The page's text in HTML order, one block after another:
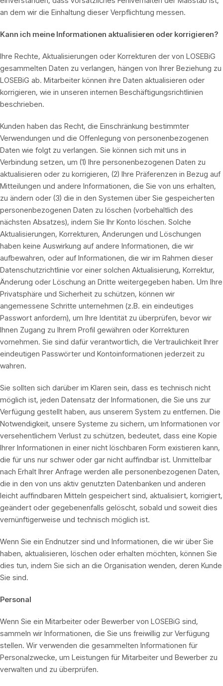
an dem wir die Einhaltung dieser Verpflichtung messen.
Kann ich meine Informationen aktualisieren oder korrigieren?
Ihre Rechte, Aktualisierungen oder Korrekturen der von LOSEBiG
gesammelten Daten zu verlangen, hängen von Ihrer Beziehung zu
LOSEBiG ab. Mitarbeiter können ihre Daten aktualisieren oder
korrigieren, wie in unseren internen Beschäftigungsrichtlinien
beschrieben.
Kunden haben das Recht, die Einschränkung bestimmter
Verwendungen und die Offenlegung von personenbezogenen
Daten wie folgt zu verlangen. Sie können sich mit uns in
Verbindung setzen, um (1) Ihre personenbezogenen Daten zu
aktualisieren oder zu korrigieren, (2) Ihre Präferenzen in Bezug auf
Mitteilungen und andere Informationen, die Sie von uns erhalten,
zu ändern oder (3) die in den Systemen über Sie gespeicherten
personenbezogenen Daten zu löschen (vorbehaltlich des
nächsten Absatzes), indem Sie Ihr Konto löschen. Solche
Aktualisierungen, Korrekturen, Änderungen und Löschungen
haben keine Auswirkung auf andere Informationen, die wir
aufbewahren, oder auf Informationen, die wir im Rahmen dieser
Datenschutzrichtlinie vor einer solchen Aktualisierung, Korrektur,
Änderung oder Löschung an Dritte weitergegeben haben. Um Ihre
Privatsphäre und Sicherheit zu schützen, können wir
angemessene Schritte unternehmen (z.B. ein eindeutiges
Passwort anfordern), um Ihre Identität zu überprüfen, bevor wir
Ihnen Zugang zu Ihrem Profil gewähren oder Korrekturen
vornehmen. Sie sind dafür verantwortlich, die Vertraulichkeit Ihrer
eindeutigen Passwörter und Kontoinformationen jederzeit zu
wahren.
Sie sollten sich darüber im Klaren sein, dass es technisch nicht
möglich ist, jeden Datensatz der Informationen, die Sie uns zur
Verfügung gestellt haben, aus unserem System zu entfernen. Die
Notwendigkeit, unsere Systeme zu sichern, um Informationen vor
versehentlichem Verlust zu schützen, bedeutet, dass eine Kopie
Ihrer Informationen in einer nicht löschbaren Form existieren kann,
die für uns nur schwer oder gar nicht auffindbar ist. Unmittelbar
nach Erhalt Ihrer Anfrage werden alle personenbezogenen Daten,
die in den von uns aktiv genutzten Datenbanken und anderen
leicht auffindbaren Mitteln gespeichert sind, aktualisiert, korrigiert,
geändert oder gegebenenfalls gelöscht, sobald und soweit dies
vernünftigerweise und technisch möglich ist.
Wenn Sie ein Endnutzer sind und Informationen, die wir über Sie
haben, aktualisieren, löschen oder erhalten möchten, können Sie
dies tun, indem Sie sich an die Organisation wenden, deren Kunde
Sie sind.
Personal
Wenn Sie ein Mitarbeiter oder Bewerber von LOSEBiG sind,
sammeln wir Informationen, die Sie uns freiwillig zur Verfügung
stellen. Wir verwenden die gesammelten Informationen für
Personalzwecke, um Leistungen für Mitarbeiter und Bewerber zu
verwalten und zu überprüfen.